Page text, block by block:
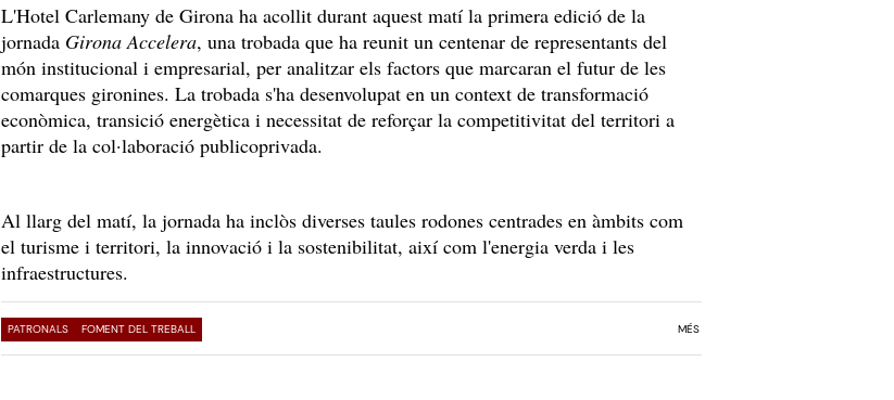
L'Hotel Carlemany de Girona ha acollit durant aquest matí la primera edició de la
jornada Girona Accelera, una trobada que ha reunit un centenar de representants del
món institucional i empresarial, per analitzar els factors que marcaran el futur de les
comarques gironines. La trobada s'ha desenvolupat en un context de transformació
econòmica, transició energètica i necessitat de reforçar la competitivitat del territori a
partir de la col·laboració publicoprivada.
Al llarg del matí, la jornada ha inclòs diverses taules rodones centrades en àmbits com
el turisme i territori, la innovació i la sostenibilitat, així com l'energia verda i les
infraestructures.
PATRONALS FOMENT DEL TREBALL MÉS